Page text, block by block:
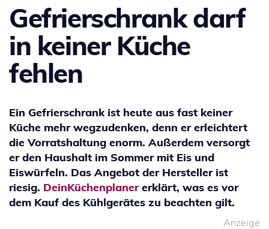
Gefrierschrank darf
in keiner Küche
fehlen
Ein Gefrierschrank ist heute aus fast keiner
Küche mehr wegzudenken, denn er erleichtert
die Vorratshaltung enorm. Außerdem versorgt
er den Haushalt im Sommer mit Eis und
Eiswürfeln. Das Angebot der Hersteller ist
riesig. DeinKüchenplanererklärt, was es vor
dem Kauf des Kühlgerätes zu beachten gilt.
Anzeige